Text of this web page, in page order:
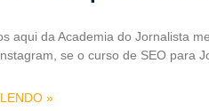
aqui da Academia do Jornalista
se o curso de SEO para
»